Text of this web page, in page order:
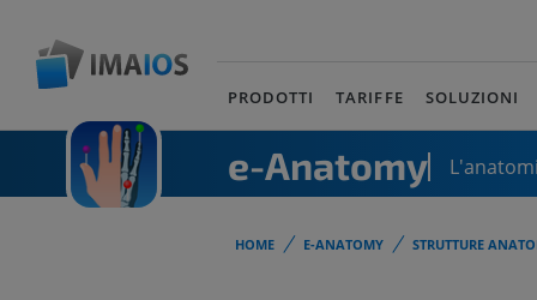
PRODOTTI TARIFFE SOLUZIONI
e-Anatomy
HOME E-ANATOMY STRUTTURE